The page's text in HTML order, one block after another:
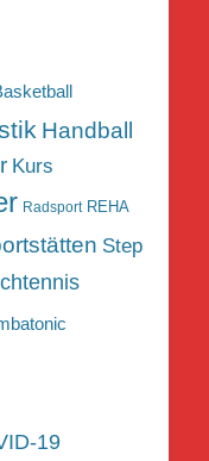
Handball
Kurs
Radsport REHA
Step
19